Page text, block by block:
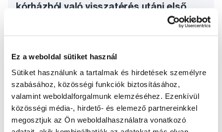
Ez a weboldal sütiket használ
Sütiket használunk a tartalmak és hirdetések személyre
szabásához, közösségi funkciók biztosításához,
valamint weboldalforgalmunk elemzéséhez. Ezenkívül
közösségi média-, hirdető- és elemező partnereinkkel
megosztjuk az Ön weboldalhasználatra vonatkozó
kórházból való visszatérés utáni első
A legtöbb anyuka alig várja, hogy hazamehessen a
Mire számíthatsz, és hogyan könnyítheted meg ezeket a
napokat?
Teljes cikk